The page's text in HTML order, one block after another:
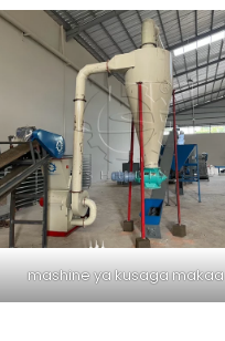
mashine ya kusaga makaa